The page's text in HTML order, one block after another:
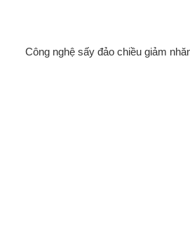
Công nghệ sấy đảo chiều giảm